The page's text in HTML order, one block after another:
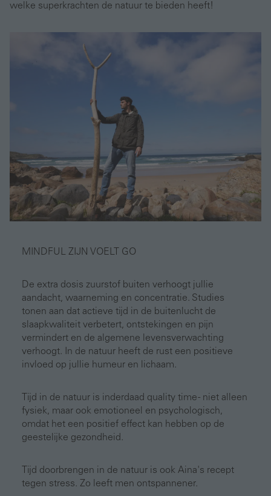
welke superkrachten de natuur te bieden heeft!
MINDFUL ZIJN VOELT GO
De extra dosis zuurstof buiten verhoogt jullie
aandacht, waarneming en concentratie. Studies
tonen aan dat actieve tijd in de buitenlucht de
slaapkwaliteit verbetert, ontstekingen en pijn
vermindert en de algemene levensverwachting
verhoogt. In de natuur heeft de rust een positieve
invloed op jullie humeur en lichaam.
Tijd in de natuur is inderdaad quality time - niet alleen
fysiek, maar ook emotioneel en psychologisch,
omdat het een positief effect kan hebben op de
geestelijke gezondheid.
Tijd doorbrengen in de natuur is ook Aina's recept
tegen stress. Zo leeft men ontspannener.